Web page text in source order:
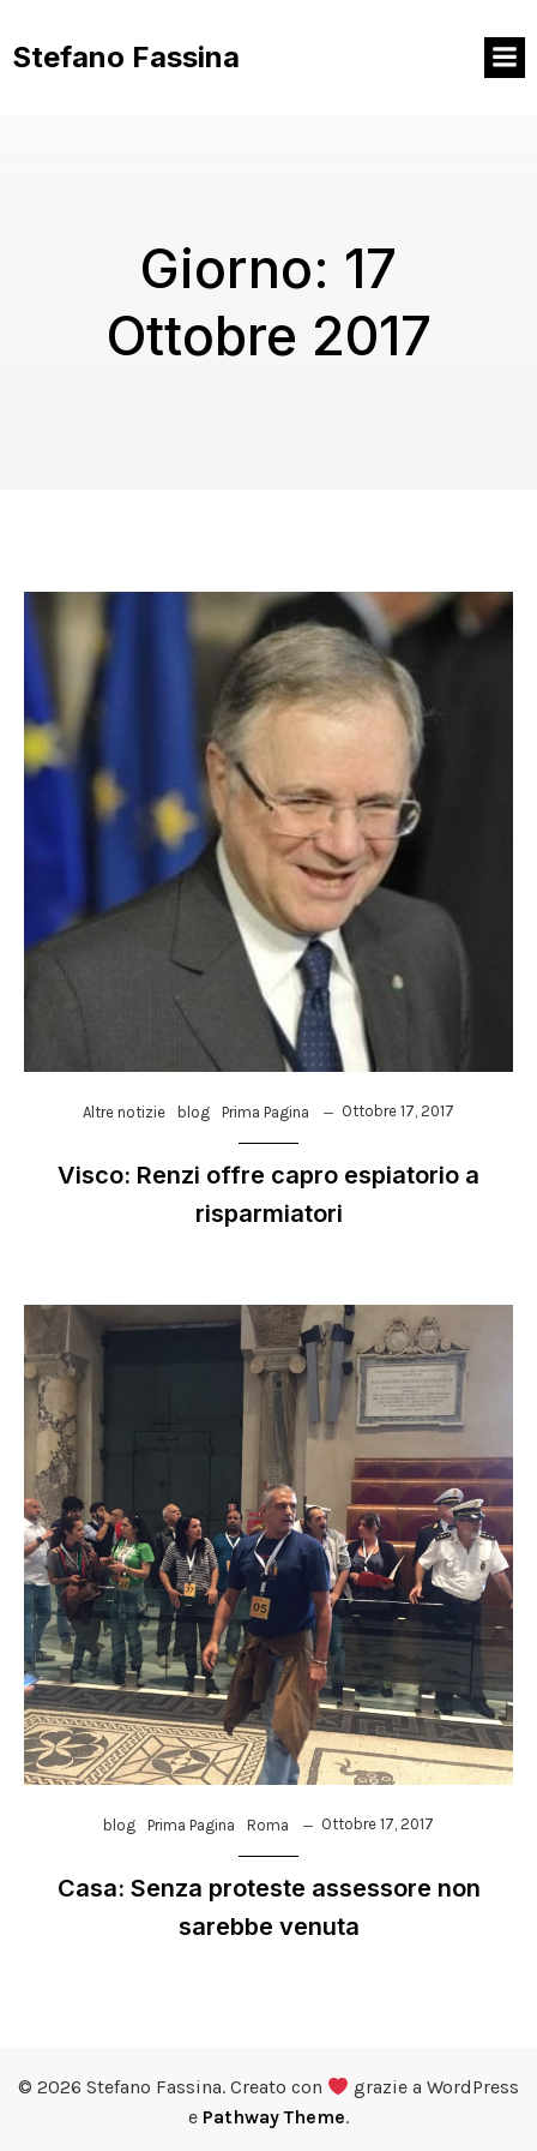
contenuto
Stefano Fassina
Giorno: 17
Ottobre 2017
Altre notizie blog Prima Pagina Ottobre 17, 2017
Visco: Renzi offre capro espiatorio a
risparmiatori
blog Prima Pagina Roma Ottobre 17, 2017
Casa: Senza proteste assessore non
sarebbe venuta
© 2026 Stefano Fassina. Creato con
grazie a WordPress
e Pathway Theme.